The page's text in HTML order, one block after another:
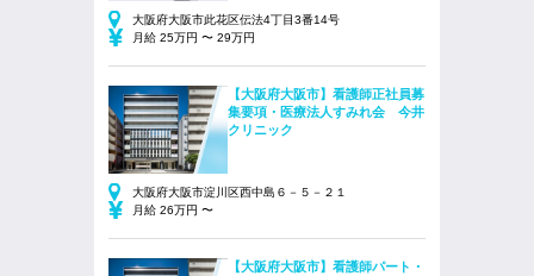
大阪府大阪市此花区伝法4丁目3番14号
月給 25万円 〜 29万円
【大阪府大阪市】看護師正社員募
集要項・医療法人すみれ会 今井
クリニック
大阪府大阪市淀川区西中島６－５－２１
月給 26万円 〜
【大阪府大阪市】看護師パート・